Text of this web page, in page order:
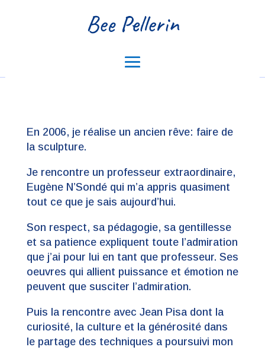
Bee Pellerin
En 2006, je réalise un ancien rêve: faire de
la sculpture.
Je rencontre un professeur extraordinaire,
Eugène N’Sondé qui m’a appris quasiment
tout ce que je sais aujourd’hui.
Son respect, sa pédagogie, sa gentillesse
et sa patience expliquent toute l’admiration
que j’ai pour lui en tant que professeur. Ses
oeuvres qui allient puissance et émotion ne
peuvent que susciter l’admiration.
Puis la rencontre avec Jean Pisa dont la
curiosité, la culture et la générosité dans
le partage des techniques a poursuivi mon